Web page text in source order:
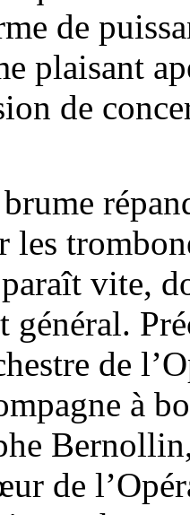
de
plaisant
de
les
vite,
général.
de
à
de